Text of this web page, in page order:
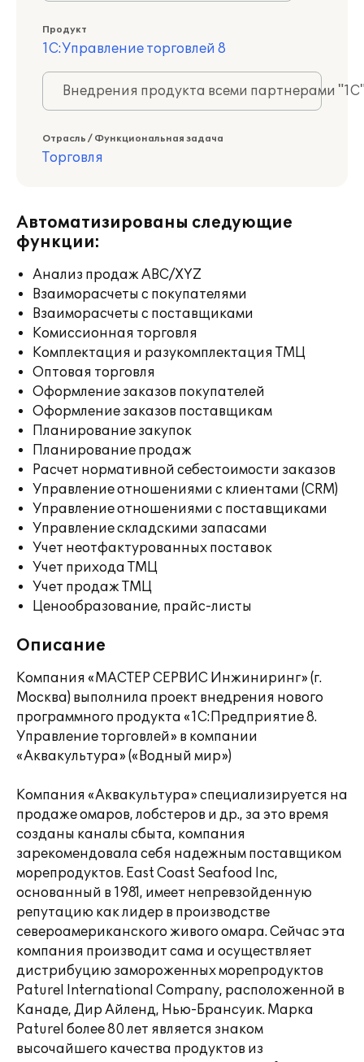
Продукт
1С:Управление торговлей 8
Внедрения продукта всеми партнерами
Отрасль / Функциональная задача
Торговля
Автоматизированы следующие
функции:
Анализ продаж ABC/XYZ
Взаиморасчеты с покупателями
Взаиморасчеты с поставщиками
Комиссионная торговля
Комплектация и разукомплектация ТМЦ
Оптовая торговля
Оформление заказов покупателей
Оформление заказов поставщикам
Планирование закупок
Планирование продаж
Расчет нормативной себестоимости заказов
Управление отношениями с клиентами (CRM)
Управление отношениями с поставщиками
Управление складскими запасами
Учет неотфактурованных поставок
Учет прихода ТМЦ
Учет продаж ТМЦ
Ценообразование, прайс-листы
Описание
Компания «МАСТЕР СЕРВИС Инжиниринг» (г.
Москва) выполнила проект внедрения нового
программного продукта «1С:Предприятие 8.
Управление торговлей» в компании
«Аквакультура» («Водный мир»)
Компания «Аквакультура» специализируется на
продаже омаров, лобстеров и др., за это время
созданы каналы сбыта, компания
зарекомендовала себя надежным поставщиком
морепродуктов. East Coast Seafood Inc,
основанный в 1981, имеет непревзойденную
репутацию как лидер в производстве
североамериканского живого омара. Сейчас эта
компания производит сама и осуществляет
дистрибуцию замороженных морепродуктов
Paturel International Company, расположенной в
Канаде, Дир Айленд, Нью-Брансуик. Марка
Paturel более 80 лет является знаком
высочайшего качества продуктов из